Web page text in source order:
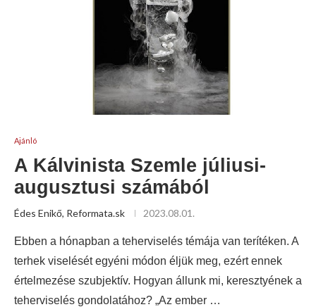
Ajánló
A Kálvinista Szemle júliusi-
augusztusi számából
Édes Enikő, Reformata.sk 2023.08.01.
Ebben a hónapban a teherviselés témája van terítéken. A
terhek viselését egyéni módon éljük meg, ezért ennek
értelmezése szubjektív. Hogyan állunk mi, keresztyének a
teherviselés gondolatához? „Az ember …